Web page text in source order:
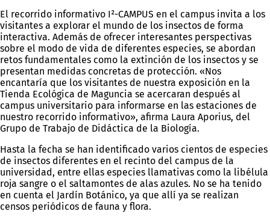
El recorrido informativo I²-CAMPUS en el campus invita a los
visitantes a explorar el mundo de los insectos de forma
interactiva. Además de ofrecer interesantes perspectivas
sobre el modo de vida de diferentes especies, se abordan
retos fundamentales como la extinción de los insectos y se
presentan medidas concretas de protección. «Nos
encantaría que los visitantes de nuestra exposición en la
Tienda Ecológica de Maguncia se acercaran después al
campus universitario para informarse en las estaciones de
nuestro recorrido informativo», afirma Laura Aporius, del
Grupo de Trabajo de Didáctica de la Biología.
Hasta la fecha se han identificado varios cientos de especies
de insectos diferentes en el recinto del campus de la
universidad, entre ellas especies llamativas como la libélula
roja sangre o el saltamontes de alas azules. No se ha tenido
en cuenta el Jardín Botánico, ya que allí ya se realizan
censos periódicos de fauna y flora.